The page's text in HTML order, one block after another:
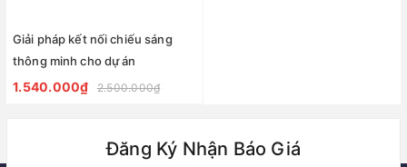
Giải pháp kết nối chiếu sáng
thông minh cho dự án
1.540.000₫ 2.500.000₫
Đăng Ký Nhận Báo Giá